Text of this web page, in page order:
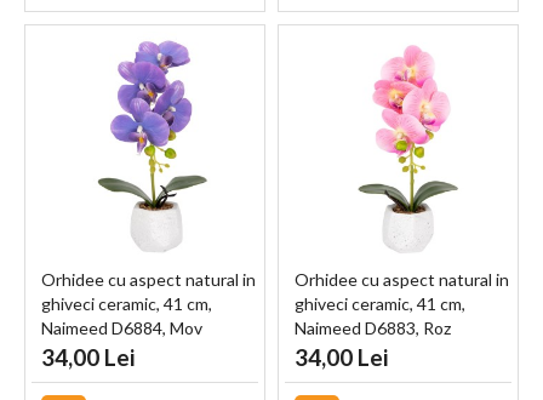
Orhidee cu aspect natural in
ghiveci ceramic, 41 cm,
Naimeed D6884, Mov
34,00 Lei
Orhidee cu aspect natural in
ghiveci ceramic, 41 cm,
Naimeed D6883, Roz
34,00 Lei